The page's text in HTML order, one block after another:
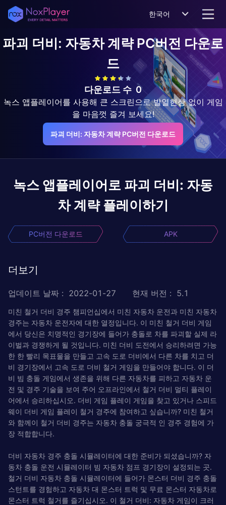
한국어
파괴 더비: 자동차 계략PC버전 다운로
드
다운로드 수 0
녹스 앱플레이어를 사용해 큰 스크린으로 발열현상 없이 게임
을 마음껏 즐겨 보세요!
파괴 더비: 자동차 계략 PC버전 다운로드
녹스 앱플레이어로 파괴 더비: 자동
차 계략 플레이하기
PC버전 다운로드 APK
더보기
업데이트 날짜 : 2022-01-27 현재 버전 : 5.1
미친 철거 더비 경주 챔피언십에서 미친 자동차 운전과 미친 자동차
경주는 자동차 운전자에 대한 열정입니다. 이 미친 철거 더비 게임
에서 당신은 치명적인 경기장에 들어가 충돌로 차를 파괴할 실제 라
이벌과 경쟁하게 될 것입니다. 미친 더비 도전에서 승리하려면 가능
한 한 빨리 목표물을 만들고 고속 도로 더비에서 다른 차를 치고 더
비 경기장에서 고속 도로 더비 철거 게임을 만들어야 합니다. 이 더
비 빔 충돌 게임에서 생존을 위해 다른 자동차를 피하고 자동차 운
전 및 경주 기술을 보여 주어 오프라인에서 철거 더비 멀티 플레이
어에서 승리하십시오. 더비 게임 플레이 게임을 찾고 있거나 스피드
웨이 더비 게임 플레이 철거 경주에 참여하고 싶습니까? 미친 철거
와 함께이 철거 더비 경주는 자동차 충돌 궁극적 인 경주 경험에 가
장 적합합니다.
더비 자동차 경주 충돌 시뮬레이터에 대한 준비가 되셨습니까? 자
동차 충돌 운전 시뮬레이터 빔 자동차 점프 경기장이 설정되는 곳.
철거 더비 자동차 충돌 시뮬레이터에 들어가 몬스터 더비 경주 충돌
스턴트를 경험하고 자동차 대 몬스터 트럭 및 무료 몬스터 자동차로
몬스터 트럭 철거를 즐기십시오. 이 철거 더비: 자동차 게임이 크러